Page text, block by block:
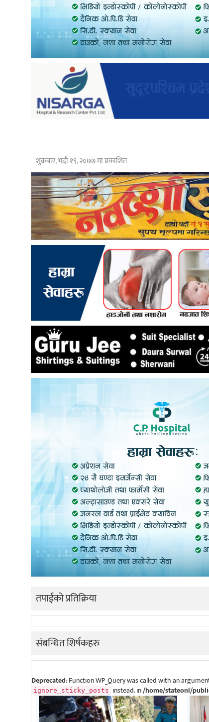
शुक्रबार, भदौ १९, २०७७ मा प्रकाशित
तपाईको प्रतिक्रिया
संबन्धित शिर्षकहरु
Deprecated: Function WP_Query was called with an
ignore_sticky_posts instead. in/home/stateonl/